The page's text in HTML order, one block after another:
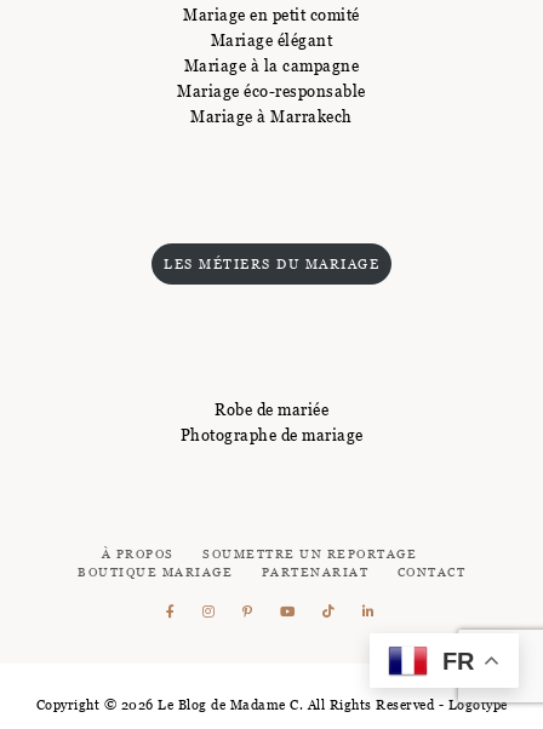
Mariage en petit comité
Mariage élégant
Mariage à la campagne
Mariage éco-responsable
Mariage à Marrakech
LES MÉTIERS DU MARIAGE
Robe de mariée
Photographe de mariage
À PROPOS
SOUMETTRE UN REPORTAGE
BOUTIQUE MARIAGE
PARTENARIAT CONTACT
Copyright © 2026 Le Blog de Madame C. All Rights Reserved - Logotype
FR